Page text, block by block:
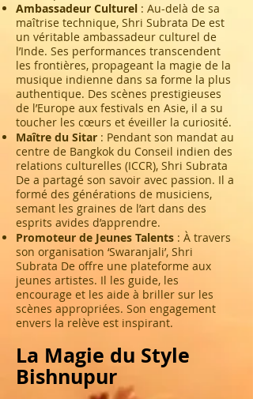
Ambassadeur Culturel : Au-delà de sa
maîtrise technique, Shri Subrata De est
un véritable ambassadeur culturel de
l’Inde. Ses performances transcendent
les frontières, propageant la magie de la
musique indienne dans sa forme la plus
authentique. Des scènes prestigieuses
de l’Europe aux festivals en Asie, il a su
toucher les cœurs et éveiller la curiosité.
Maître du Sitar : Pendant son mandat au
centre de Bangkok du Conseil indien des
relations culturelles (ICCR), Shri Subrata
De a partagé son savoir avec passion. Il a
formé des générations de musiciens,
semant les graines de l’art dans des
esprits avides d’apprendre.
Promoteur de Jeunes Talents : À travers
son organisation ‘Swaranjali’, Shri
Subrata De offre une plateforme aux
jeunes artistes. Il les guide, les
encourage et les aide à briller sur les
scènes appropriées. Son engagement
envers la relève est inspirant.
La Magie du Style
Bishnupur